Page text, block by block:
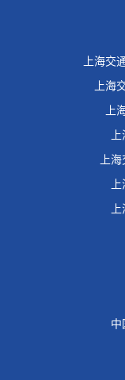
上海交
上海
上
上
中